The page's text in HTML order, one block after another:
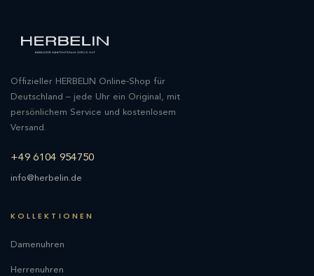
Offizieller HERBELIN Online-Shop für
Deutschland – jede Uhr ein Original, mit
persönlichem Service und kostenlosem
Versand.
+49 6104 954750
info@herbelin.de
KOLLEKTIONEN
Damenuhren
Herrenuhren